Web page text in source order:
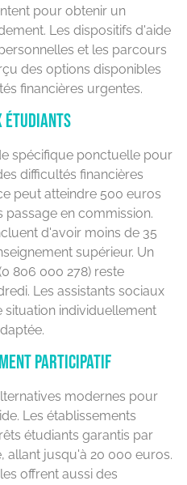
pour obtenir un
Les dispositifs d'aide
et les parcours
des options disponibles
financières urgentes.
étudiants
spécifique ponctuelle pour
difficultés financières
peut atteindre 500 euros
passage en commission.
d'avoir moins de 35
supérieur. Un
806 000 278) reste
Les assistants sociaux
situation individuellement
participatif
modernes pour
Les établissements
étudiants garantis par
allant jusqu'à 20 000 euros.
offrent aussi des